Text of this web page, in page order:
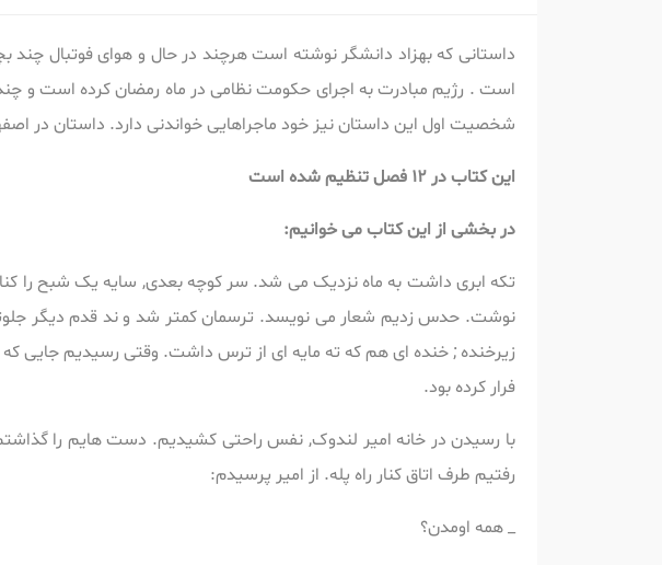
داستانی که بهزاد دانشگر نوشته است هرچند در حال و هوای فوتبال
است . رژیم مبادرت به اجرای حکومت نظامی در ماه رمضان کرده است و چند
شخصیت اول این داستان نیز خود ماجراهایی خواندنی دارد. داستان در
این کتاب در 12 فصل تنظیم شده است
در بخشی از این کتاب می خوانیم:
تکه ابری داشت به ماه نزدیک می شد. سر کوچه بعدی, سایه یک شبح را
نوشت. حدس زدیم شعار می نویسد. ترسمان کمتر شد و ند قدم دیگر
زیرخنده ; خنده ای هم که ته مایه ای از ترس داشت. وقتی رسیدیم جایی که
فرار کرده بود.
با رسیدن در خانه امیر لندوک, نفس راحتی کشیدیم. دست هایم را گذاشتم
رفتیم طرف اتاق کنار راه پله. از امیر پرسیدم:
_ همه اومدن؟